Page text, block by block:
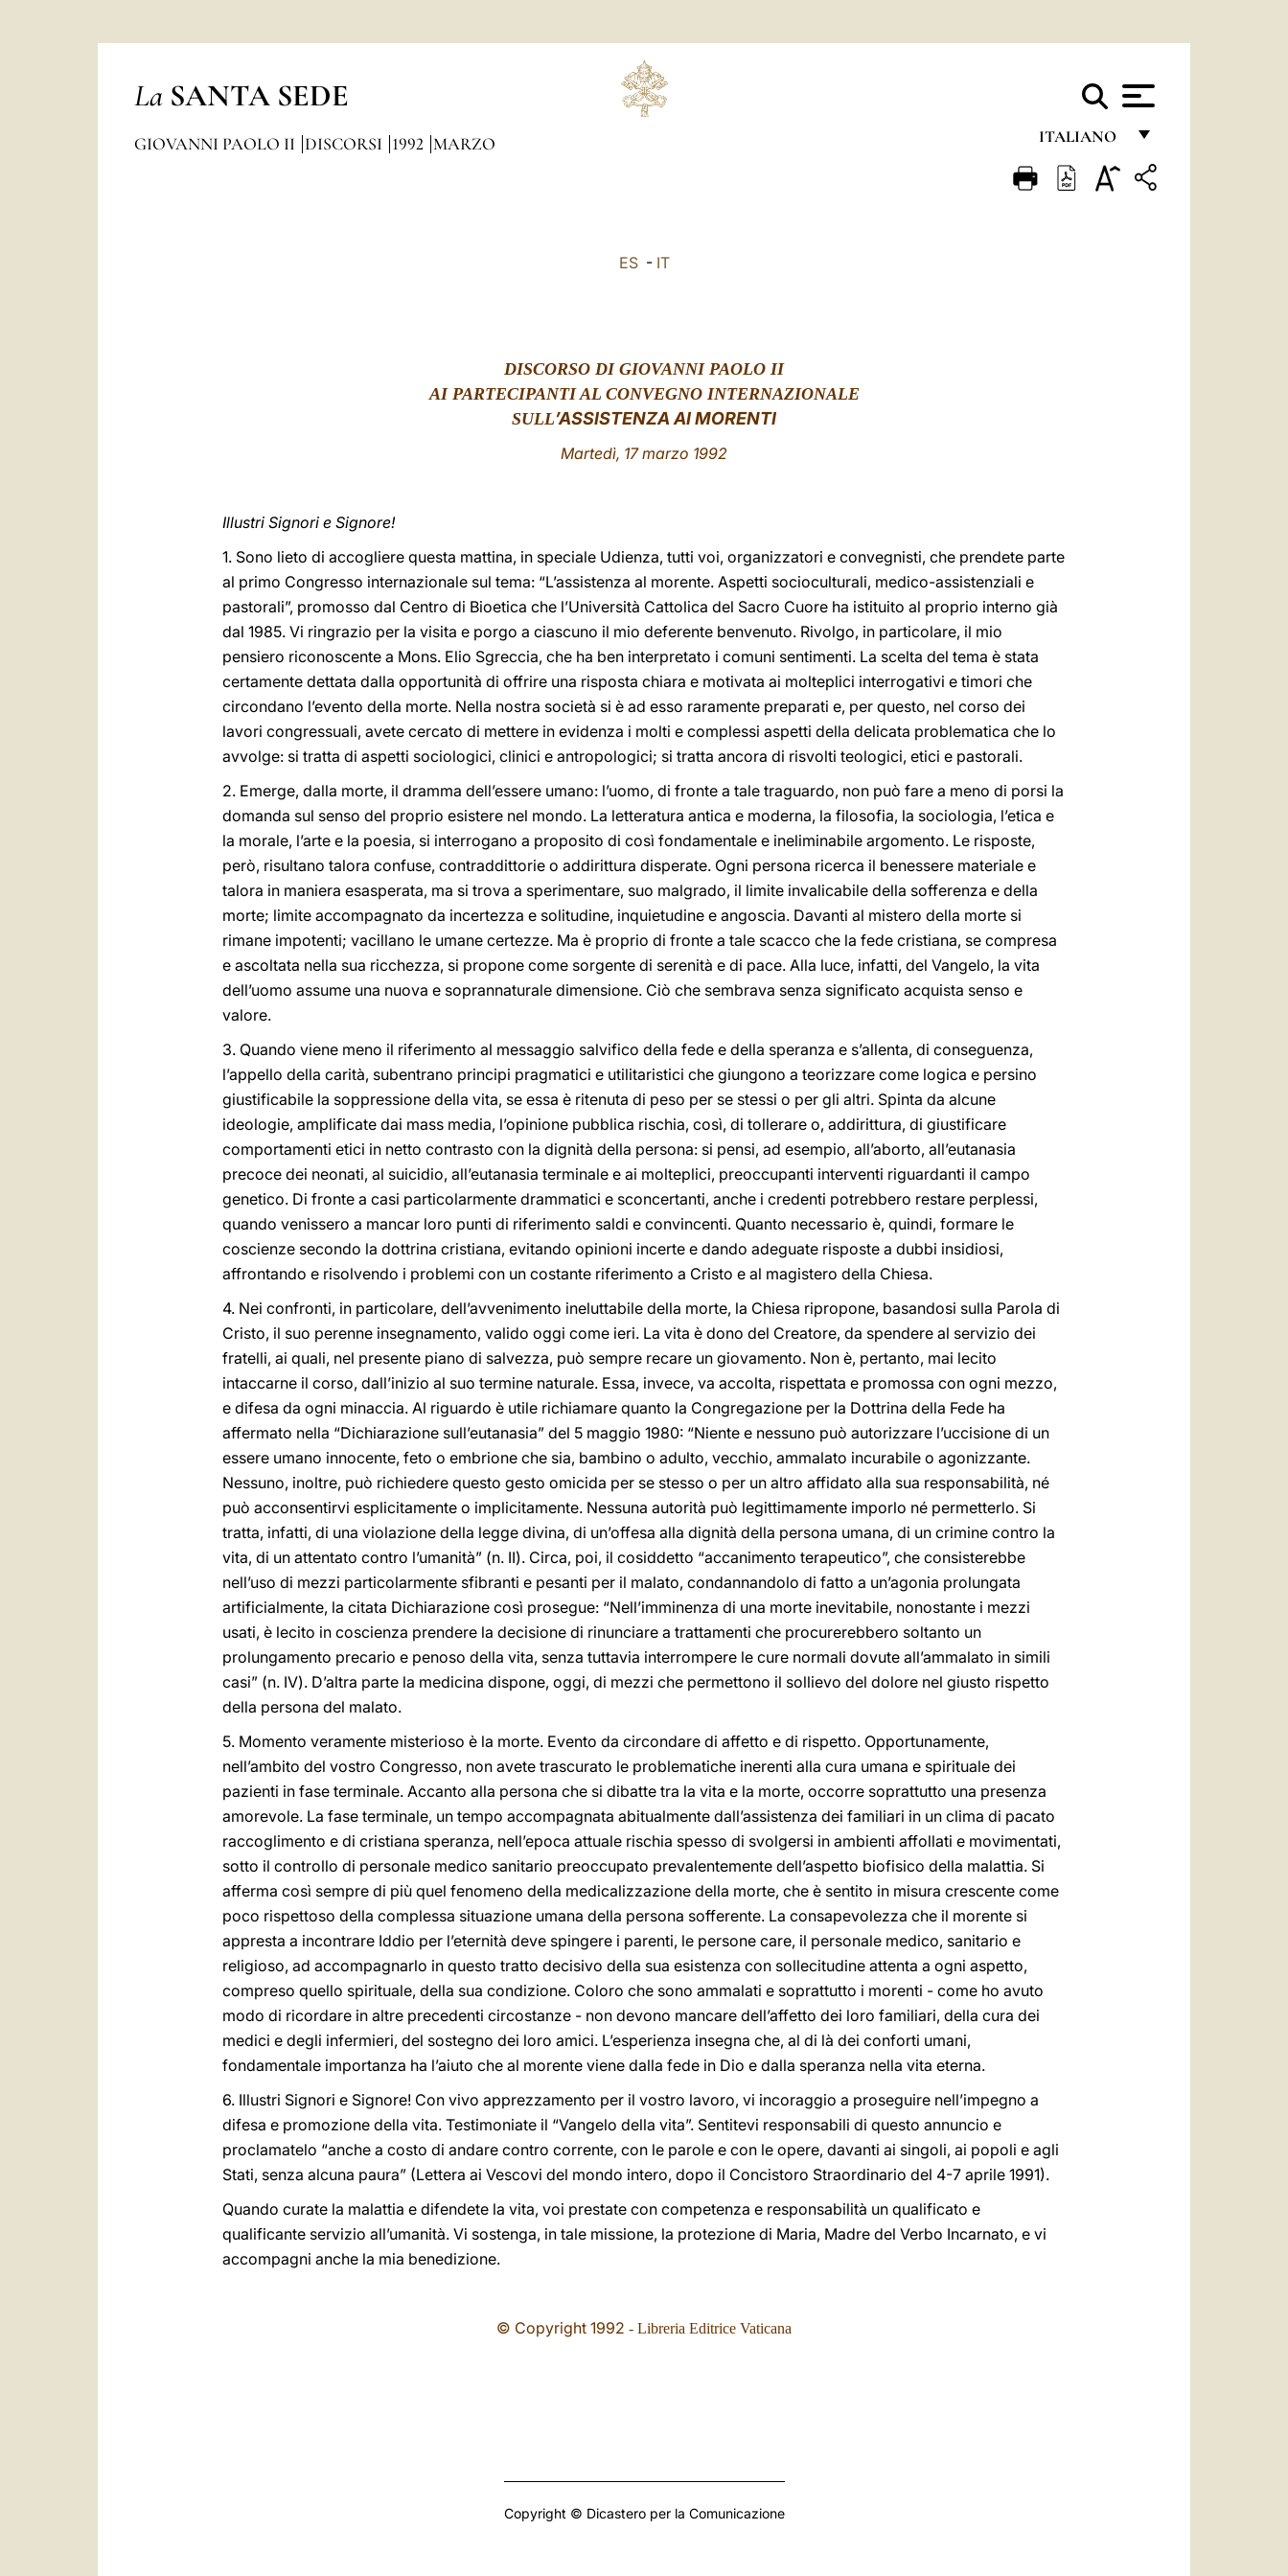
La SANTA SEDE
ITALIANO
FRANÇAIS
GIOVANNI PAOLO II DISCORSI 1992 MARZO
ES- IT
DISCORSO DI GIOVANNI PAOLO II
AI PARTECIPANTI AL CONVEGNO INTERNAZIONALE
SULL’ASSISTENZA AI MORENTI
Martedì, 17 marzo 1992
Illustri Signori e Signore!
1. Sono lieto di accogliere questa mattina, in speciale Udienza, tutti voi, organizzatori e convegnisti, che prendete parte
al primo Congresso internazionale sul tema: “L’assistenza al morente. Aspetti socioculturali, medico-assistenziali e
pastorali”, promosso dal Centro di Bioetica che l’Università Cattolica del Sacro Cuore ha istituito al proprio interno già
dal 1985. Vi ringrazio per la visita e porgo a ciascuno il mio deferente benvenuto. Rivolgo, in particolare, il mio
pensiero riconoscente a Mons. Elio Sgreccia, che ha ben interpretato i comuni sentimenti. La scelta del tema è stata
certamente dettata dalla opportunità di offrire una risposta chiara e motivata ai molteplici interrogativi e timori che
circondano l’evento della morte. Nella nostra società si è ad esso raramente preparati e, per questo, nel corso dei
lavori congressuali, avete cercato di mettere in evidenza i molti e complessi aspetti della delicata problematica che lo
avvolge: si tratta di aspetti sociologici, clinici e antropologici; si tratta ancora di risvolti teologici, etici e pastorali.
2. Emerge, dalla morte, il dramma dell’essere umano: l’uomo, di fronte a tale traguardo, non può fare a meno di porsi la
domanda sul senso del proprio esistere nel mondo. La letteratura antica e moderna, la filosofia, la sociologia, l’etica e
la morale, l’arte e la poesia, si interrogano a proposito di così fondamentale e ineliminabile argomento. Le risposte,
però, risultano talora confuse, contraddittorie o addirittura disperate. Ogni persona ricerca il benessere materiale e
talora in maniera esasperata, ma si trova a sperimentare, suo malgrado, il limite invalicabile della sofferenza e della
morte; limite accompagnato da incertezza e solitudine, inquietudine e angoscia. Davanti al mistero della morte si
rimane impotenti; vacillano le umane certezze. Ma è proprio di fronte a tale scacco che la fede cristiana, se compresa
e ascoltata nella sua ricchezza, si propone come sorgente di serenità e di pace. Alla luce, infatti, del Vangelo, la vita
dell’uomo assume una nuova e soprannaturale dimensione. Ciò che sembrava senza significato acquista senso e
valore.
3. Quando viene meno il riferimento al messaggio salvifico della fede e della speranza e s’allenta, di conseguenza,
l’appello della carità, subentrano principi pragmatici e utilitaristici che giungono a teorizzare come logica e persino
giustificabile la soppressione della vita, se essa è ritenuta di peso per se stessi o per gli altri. Spinta da alcune
ideologie, amplificate dai mass media, l’opinione pubblica rischia, così, di tollerare o, addirittura, di giustificare
comportamenti etici in netto contrasto con la dignità della persona: si pensi, ad esempio, all’aborto, all’eutanasia
precoce dei neonati, al suicidio, all’eutanasia terminale e ai molteplici, preoccupanti interventi riguardanti il campo
genetico. Di fronte a casi particolarmente drammatici e sconcertanti, anche i credenti potrebbero restare perplessi,
quando venissero a mancar loro punti di riferimento saldi e convincenti. Quanto necessario è, quindi, formare le
coscienze secondo la dottrina cristiana, evitando opinioni incerte e dando adeguate risposte a dubbi insidiosi,
affrontando e risolvendo i problemi con un costante riferimento a Cristo e al magistero della Chiesa.
4. Nei confronti, in particolare, dell’avvenimento ineluttabile della morte, la Chiesa ripropone, basandosi sulla Parola di
Cristo, il suo perenne insegnamento, valido oggi come ieri. La vita è dono del Creatore, da spendere al servizio dei
fratelli, ai quali, nel presente piano di salvezza, può sempre recare un giovamento. Non è, pertanto, mai lecito
intaccarne il corso, dall’inizio al suo termine naturale. Essa, invece, va accolta, rispettata e promossa con ogni mezzo,
e difesa da ogni minaccia. Al riguardo è utile richiamare quanto la Congregazione per la Dottrina della Fede ha
affermato nella “Dichiarazione sull’eutanasia” del 5 maggio 1980: “Niente e nessuno può autorizzare l’uccisione di un
essere umano innocente, feto o embrione che sia, bambino o adulto, vecchio, ammalato incurabile o agonizzante.
Nessuno, inoltre, può richiedere questo gesto omicida per se stesso o per un altro affidato alla sua responsabilità, né
può acconsentirvi esplicitamente o implicitamente. Nessuna autorità può legittimamente imporlo né permetterlo. Si
tratta, infatti, di una violazione della legge divina, di un’offesa alla dignità della persona umana, di un crimine contro la
vita, di un attentato contro l’umanità” (n. II). Circa, poi, il cosiddetto “accanimento terapeutico”, che consisterebbe
nell’uso di mezzi particolarmente sfibranti e pesanti per il malato, condannandolo di fatto a un’agonia prolungata
artificialmente, la citata Dichiarazione così prosegue: “Nell’imminenza di una morte inevitabile, nonostante i mezzi
usati, è lecito in coscienza prendere la decisione di rinunciare a trattamenti che procurerebbero soltanto un
prolungamento precario e penoso della vita, senza tuttavia interrompere le cure normali dovute all’ammalato in simili
casi” (n. IV). D’altra parte la medicina dispone, oggi, di mezzi che permettono il sollievo del dolore nel giusto rispetto
della persona del malato.
5. Momento veramente misterioso è la morte. Evento da circondare di affetto e di rispetto. Opportunamente,
nell’ambito del vostro Congresso, non avete trascurato le problematiche inerenti alla cura umana e spirituale dei
pazienti in fase terminale. Accanto alla persona che si dibatte tra la vita e la morte, occorre soprattutto una presenza
amorevole. La fase terminale, un tempo accompagnata abitualmente dall’assistenza dei familiari in un clima di pacato
raccoglimento e di cristiana speranza, nell’epoca attuale rischia spesso di svolgersi in ambienti affollati e movimentati,
sotto il controllo di personale medico sanitario preoccupato prevalentemente dell’aspetto biofisico della malattia. Si
afferma così sempre di più quel fenomeno della medicalizzazione della morte, che è sentito in misura crescente come
poco rispettoso della complessa situazione umana della persona sofferente. La consapevolezza che il morente si
appresta a incontrare Iddio per l’eternità deve spingere i parenti, le persone care, il personale medico, sanitario e
religioso, ad accompagnarlo in questo tratto decisivo della sua esistenza con sollecitudine attenta a ogni aspetto,
compreso quello spirituale, della sua condizione. Coloro che sono ammalati e soprattutto i morenti - come ho avuto
modo di ricordare in altre precedenti circostanze - non devono mancare dell’affetto dei loro familiari, della cura dei
medici e degli infermieri, del sostegno dei loro amici. L’esperienza insegna che, al di là dei conforti umani,
fondamentale importanza ha l’aiuto che al morente viene dalla fede in Dio e dalla speranza nella vita eterna.
6. Illustri Signori e Signore! Con vivo apprezzamento per il vostro lavoro, vi incoraggio a proseguire nell’impegno a
difesa e promozione della vita. Testimoniate il “Vangelo della vita”. Sentitevi responsabili di questo annuncio e
proclamatelo “anche a costo di andare contro corrente, con le parole e con le opere, davanti ai singoli, ai popoli e agli
Stati, senza alcuna paura” (Lettera ai Vescovi del mondo intero, dopo il Concistoro Straordinario del 4-7 aprile 1991).
Quando curate la malattia e difendete la vita, voi prestate con competenza e responsabilità un qualificato e
qualificante servizio all’umanità. Vi sostenga, in tale missione, la protezione di Maria, Madre del Verbo Incarnato, e vi
accompagni anche la mia benedizione.
© Copyright 1992 - Libreria Editrice Vaticana
Copyright © Dicastero per la Comunicazione